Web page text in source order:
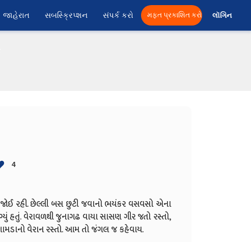
જાહેરાત સબસ્ક્રિપ્શન સંપર્ક કરો મફત પ્રકાશિત કરો લૉગિન
4
રહી. છેલ્લી બસ છુટી જવાનો ભયંકર વસવસો એના
હતું. વેરાવળથી જુનાગઢ વાયા સાસણ ગીર જતો રસ્તો,
વેરાન રસ્તો. આમ તો જંગલ જ કહેવાય.